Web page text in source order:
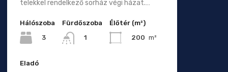
telekkel rendelkező sorház végi házat.…
Hálószoba
3
Fürdőszoba
1
Élőtér (m²)
200 m²
Eladó